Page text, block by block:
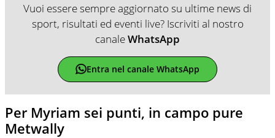
Vuoi essere sempre aggiornato su ultime news di
sport, risultati ed eventi live? Iscriviti al nostro
canaleWhatsApp
Entra nel canale WhatsApp
Per Myriam sei punti, in campo pure
Metwally